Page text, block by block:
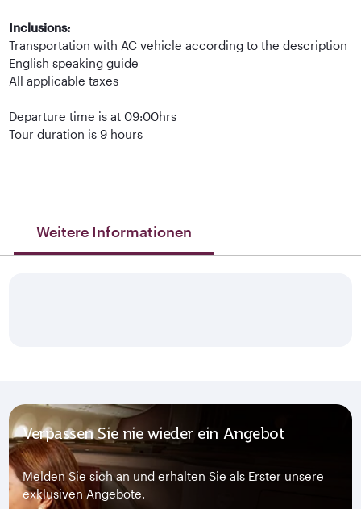
Inclusions:
Transportation with AC vehicle according to the description
English speaking guide
All applicable taxes
Departure time is at 09:00hrs
Tour duration is 9 hours
Weitere Informationen
Verpassen Sie nie wieder ein Angebot
Melden Sie sich an und erhalten Sie als Erster unsere
exklusiven Angebote.